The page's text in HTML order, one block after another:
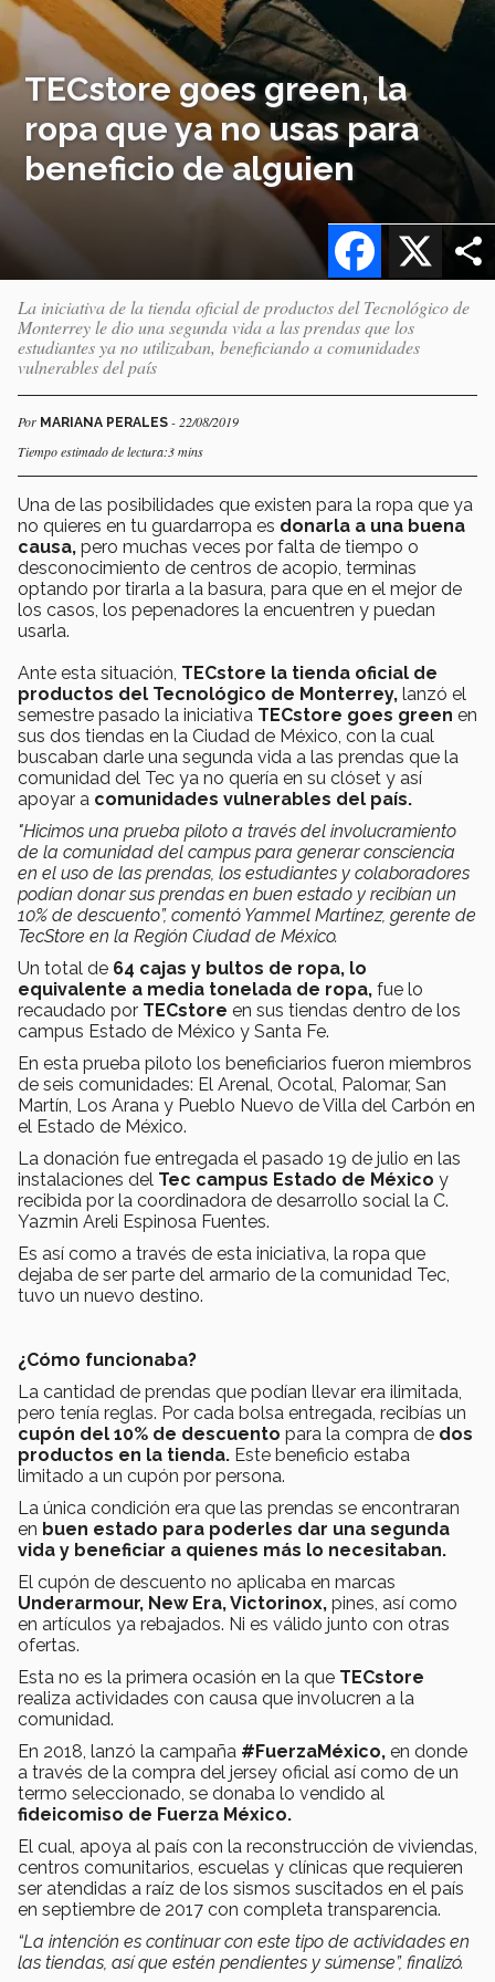
TECstore goes green, la
ropa que ya no usas para
beneficio de alguien
X
Facebook
La iniciativa de la tienda oficial de productos del Tecnológico de
Monterrey le dio una segunda vida a las prendas que los
estudiantes ya no utilizaban, beneficiando a comunidades
vulnerables del país
Por MARIANA PERALES - 22/08/2019
Tiempo estimado de lectura:3 mins
Una de las posibilidades que existen para la ropa que ya
no quieres en tu guardarropa es donarla a una buena
causa, pero muchas veces por falta de tiempo o
desconocimiento de centros de acopio, terminas
optando por tirarla a la basura, para que en el mejor de
los casos, los pepenadores la encuentren y puedan
usarla.
Ante esta situación, TECstore la tienda oficial de
productos del Tecnológico de Monterrey, lanzó el
semestre pasado la iniciativa TECstore goes green en
sus dos tiendas en la Ciudad de México, con la cual
buscaban darle una segunda vida a las prendas que la
comunidad del Tec ya no quería en su clóset y así
apoyar a comunidades vulnerables del país.
"Hicimos una prueba piloto a través del involucramiento
de la comunidad del campus para generar consciencia
en el uso de las prendas, los estudiantes y colaboradores
podían donar sus prendas en buen estado y recibían un
10% de descuento”, comentó Yammel Martínez, gerente de
TecStore en la Región Ciudad de México.
Un total de 64 cajas y bultos de ropa, lo
equivalente a media tonelada de ropa, fue lo
recaudado por TECstore en sus tiendas dentro de los
campus Estado de México y Santa Fe.
En esta prueba piloto los beneficiarios fueron miembros
de seis comunidades: El Arenal, Ocotal, Palomar, San
Martín, Los Arana y Pueblo Nuevo de Villa del Carbón en
el Estado de México.
La donación fue entregada el pasado 19 de julio en las
instalaciones del Tec campus Estado de México y
recibida por la coordinadora de desarrollo social la C.
Yazmin Areli Espinosa Fuentes.
Es así como a través de esta iniciativa, la ropa que
dejaba de ser parte del armario de la comunidad Tec,
tuvo un nuevo destino.
¿Cómo funcionaba?
La cantidad de prendas que podían llevar era ilimitada,
pero tenía reglas. Por cada bolsa entregada, recibías un
cupón del 10% de descuento para la compra de dos
productos en la tienda. Este beneficio estaba
limitado a un cupón por persona.
La única condición era que las prendas se encontraran
en buen estado para poderles dar una segunda
vida y beneficiar a quienes más lo necesitaban.
El cupón de descuento no aplicaba en marcas
Underarmour, New Era, Victorinox, pines, así como
en artículos ya rebajados. Ni es válido junto con otras
ofertas.
Esta no es la primera ocasión en la que TECstore
realiza actividades con causa que involucren a la
comunidad.
En 2018, lanzó la campaña #FuerzaMéxico, en donde
a través de la compra del jersey oficial así como de un
termo seleccionado, se donaba lo vendido al
fideicomiso de Fuerza México.
El cual, apoya al país con la reconstrucción de viviendas,
centros comunitarios, escuelas y clínicas que requieren
ser atendidas a raíz de los sismos suscitados en el país
en septiembre de 2017 con completa transparencia.
“La intención es continuar con este tipo de actividades en
las tiendas, así que estén pendientes y súmense”, finalizó.